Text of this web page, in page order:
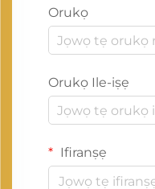
Orukọ
Orukọ Ile-iṣẹ
Ifiranṣẹ